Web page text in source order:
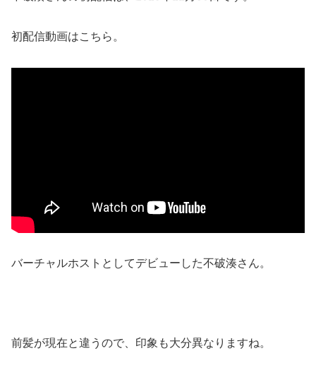
初配信動画はこちら。
バーチャルホストとしてデビューした不破湊さん。
前髪が現在と違うので、印象も大分異なりますね。